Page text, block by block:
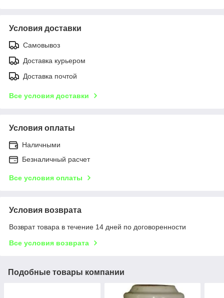
Условия доставки
Самовывоз
Доставка курьером
Доставка почтой
Все условия доставки
Условия оплаты
Наличными
Безналичный расчет
Все условия оплаты
Условия возврата
Возврат товара в течение 14 дней по договоренности
Все условия возврата
Подобные товары компании